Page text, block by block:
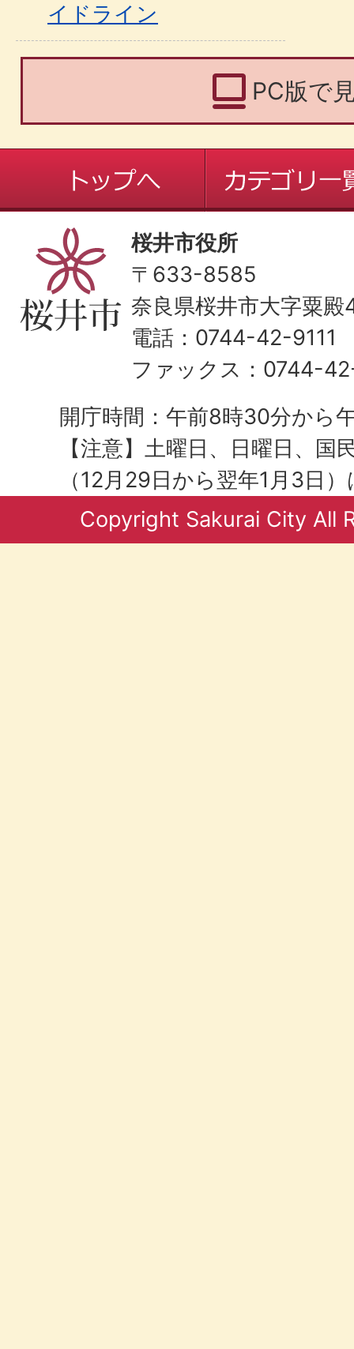
イドライン
PC版で
桜井市役所
〒633-8585
奈良県桜井市大字粟
電話：0744-42-9111
ファックス：0744-
開庁時間：午前8時30分から
【注意】土曜日、日曜日、国
（12月29日から翌年1月3日
Copyright Sakurai City All